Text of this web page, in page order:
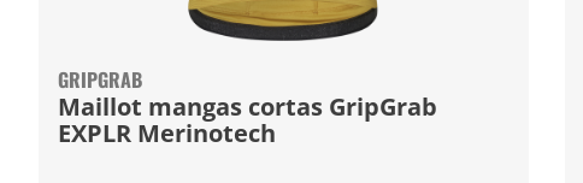
GRIPGRAB
Maillot mangas cortas GripGrab
EXPLR Merinotech